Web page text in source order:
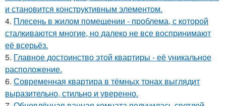
и становится конструктивным элементом.
4. Плесень в жилом помещении - проблема, с которой
сталкиваются многие, но далеко не все воспринимают
её всерьёз.
5. Главное достоинство этой квартиры - её уникальное
расположение.
6. Современная квартира в тёмных тонах выглядит
выразительно, стильно и уверенно.